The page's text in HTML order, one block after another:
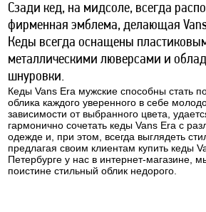
Сзади кед, на мидсоле, всегда
фирменная эмблема, делающая
Кеды всегда оснащены
металлическими люверсами и
шнуровки.
Кеды Vans Era мужские способны стать
облика каждого уверенного в себе
зависимости от выбранного цвета,
гармонично сочетать кеды Vans Era с
одежде и, при этом, всегда выглядеть
предлагая своим клиентам купить кеды
Петербурге у нас в интернет-магазине,
поистине стильный облик недорого.